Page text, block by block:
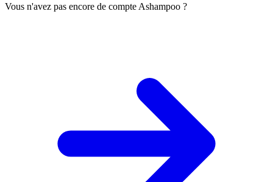
Vous n'avez pas encore de compte Ashampoo ?